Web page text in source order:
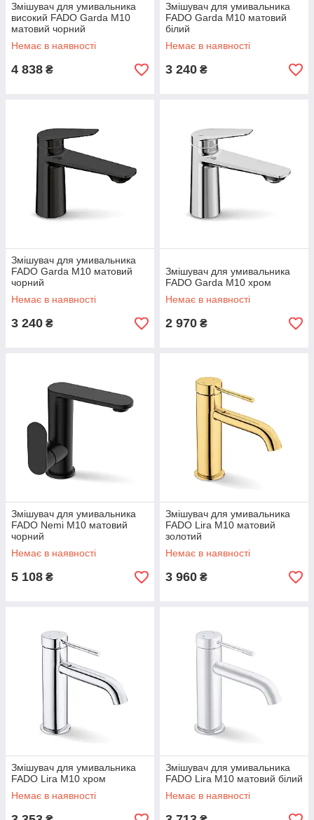
Змішувач для умивальника
високий FADO Garda M10
матовий чорний
Немає в наявності
4 838 ₴
Змішувач для умивальника
FADO Garda M10 матовий
білий
Немає в наявності
3 240 ₴
Змішувач для умивальника
FADO Garda M10 матовий
чорний
Немає в наявності
3 240 ₴
Змішувач для умивальника
FADO Garda M10 хром
Немає в наявності
2 970 ₴
Змішувач для умивальника
FADO Nemi M10 матовий
чорний
Немає в наявності
5 108 ₴
Змішувач для умивальника
FADO Lira M10 матовий
золотий
Немає в наявності
3 960 ₴
Змішувач для умивальника
FADO Lira M10 хром
Немає в наявності
Змішувач для умивальника
FADO Lira M10 матовий білий
Немає в наявності